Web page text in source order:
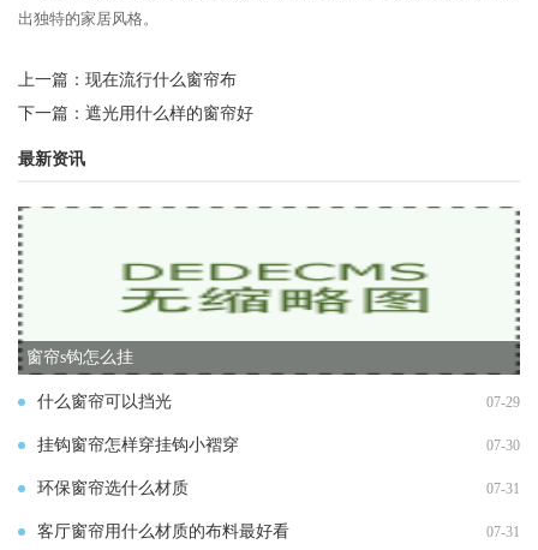
出独特的家居风格。
上一篇： 现在流行什么窗帘布
下一篇： 遮光用什么样的窗帘好
最新资讯
窗帘s钩怎么挂
什么窗帘可以挡光 07-29
挂钩窗帘怎样穿挂钩小褶穿 07-30
环保窗帘选什么材质 07-31
客厅窗帘用什么材质的布料最好看 07-31